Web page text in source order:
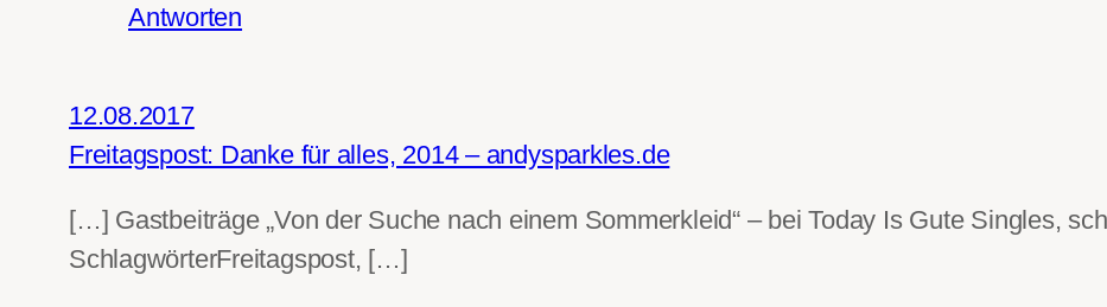
Antworten
12.08.2017
Freitagspost: Danke für alles, 2014 – andysparkles.de
[…] Gastbeiträge „Von der Suche nach einem Sommerkleid“ – bei Today Is Gute Singles,
SchlagwörterFreitagspost, […]